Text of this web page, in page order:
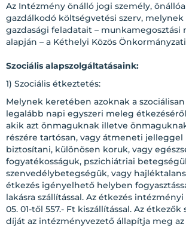
Az Intézmény önálló jogi személy,
gazdálkodó költségvetési szerv,
gazdasági feladatait – munkamegosztási
alapján – a Kéthelyi Közös
Szociális alapszolgáltatásaink:
1) Szociális étkeztetés:
Melynek keretében azoknak a
legalább napi egyszeri meleg
akik azt önmaguknak illetve
részére tartósan, vagy átmeneti
biztosítani, különösen koruk, vagy
fogyatékosságuk, pszichiátriai
szenvedélybetegségük, vagy
étkezés igényelhető helyben
lakásra szállítással. Az étkezés
05. 01-től 557.- Ft kiszállítással. Az
díját az intézményvezető állapítja meg